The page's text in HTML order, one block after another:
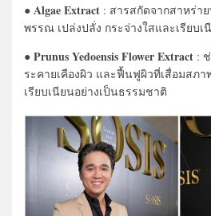
● Algae Extract : สารสกัดจากสาหร่า
พรรณ เปล่งปลั่ง กระจ่างใสและเรียบ
● Prunus Yedoensis Flower Extract :
ระคายเคืองผิว และฟื้นฟูผิวที่เสื่อมสภ
เรียบเนียนอย่างเป็นธรรมชาติ